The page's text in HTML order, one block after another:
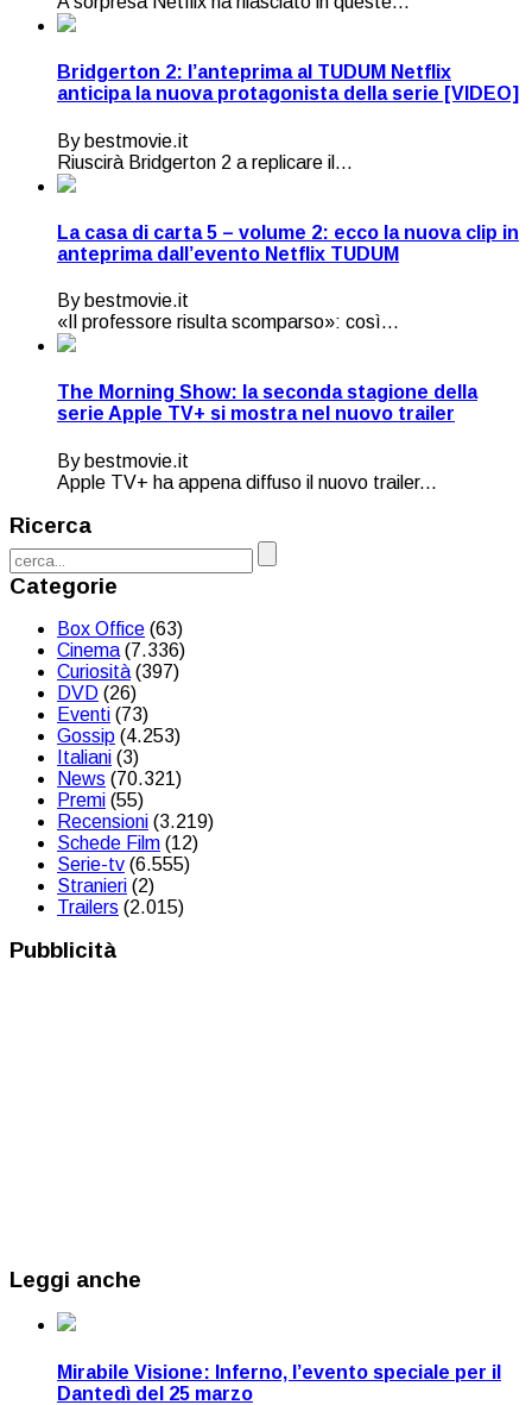
Bridgerton 2: l’anteprima al TUDUM Netflix
anticipa la nuova protagonista della serie [VIDEO]
By bestmovie.it
Riuscirà Bridgerton 2 a replicare il...
La casa di carta 5 – volume 2: ecco la nuova clip in
anteprima dall’evento Netflix TUDUM
By bestmovie.it
«Il professore risulta scomparso»: così...
The Morning Show: la seconda stagione della
serie Apple TV+ si mostra nel nuovo trailer
By bestmovie.it
Apple TV+ ha appena diffuso il nuovo trailer...
Ricerca
Categorie
Box Office (63)
Cinema (7.336)
Curiosità (397)
DVD (26)
Eventi (73)
Gossip (4.253)
Italiani (3)
News (70.321)
Premi (55)
Recensioni (3.219)
Schede Film (12)
Serie-tv (6.555)
Stranieri (2)
Trailers (2.015)
Pubblicità
Leggi anche
Mirabile Visione: Inferno, l’evento speciale per il
Dantedì del 25 marzo